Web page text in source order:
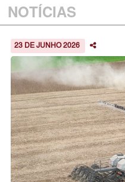
NOTÍCIAS
23 DE JUNHO 2026